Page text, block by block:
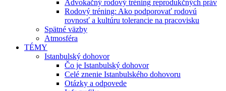
Advokačný rodový tréning reprodukčných práv
Rodový tréning: Ako podporovať rodovú
rovnosť a kultúru tolerancie na pracovisku
Spätné väzby
Atmosféra
TÉMY
Istanbulský dohovor
Čo je Istanbulský dohovor
Celé znenie Istanbulského dohovoru
Otázky a odpovede